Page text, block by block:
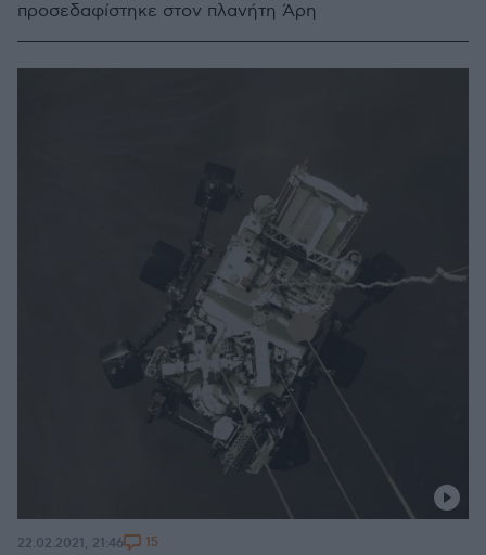
προσεδαφίστηκε στον πλανήτη Άρη
22.02.2021, 21:46 15